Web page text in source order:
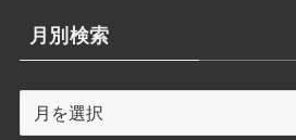
リ
ー
月別検索
別